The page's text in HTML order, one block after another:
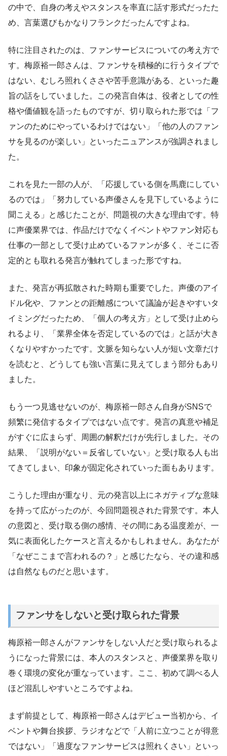
の中で、自身の考えやスタンスを率直に話す形式だったた
め、言葉選びもかなりフランクだったんですよね。
特に注目されたのは、ファンサービスについての考え方で
す。梅原裕一郎さんは、ファンサを積極的に行うタイプで
はない、むしろ照れくささや苦手意識がある、といった趣
旨の話をしていました。この発言自体は、役者としての性
格や価値観を語ったものですが、切り取られた形では「フ
ァンのためにやっているわけではない」「他の人のファン
サを見るのが楽しい」といったニュアンスが強調されまし
た。
これを見た一部の人が、「応援している側を馬鹿にしてい
るのでは」「努力している声優さんを見下しているように
聞こえる」と感じたことが、問題視の大きな理由です。特
に声優業界では、作品だけでなくイベントやファン対応も
仕事の一部として受け止めているファンが多く、そこに否
定的とも取れる発言が触れてしまった形ですね。
また、発言が再拡散された時期も重要でした。声優のアイ
ドル化や、ファンとの距離感について議論が起きやすいタ
イミングだったため、「個人の考え方」として受け止めら
れるより、「業界全体を否定しているのでは」と話が大き
くなりやすかったです。文脈を知らない人が短い文章だけ
を読むと、どうしても強い言葉に見えてしまう部分もあり
ました。
もう一つ見逃せないのが、梅原裕一郎さん自身がSNSで
頻繁に発信するタイプではない点です。発言の真意や補足
がすぐに広まらず、周囲の解釈だけが先行しました。その
結果、「説明がない＝反省していない」と受け取る人も出
てきてしまい、印象が固定化されていった面もあります。
こうした理由が重なり、元の発言以上にネガティブな意味
を持って広がったのが、今回問題視された背景です。本人
の意図と、受け取る側の感情、その間にある温度差が、一
気に表面化したケースと言えるかもしれません。あなたが
「なぜここまで言われるの？」と感じたなら、その違和感
は自然なものだと思います。
ファンサをしないと受け取られた背景
梅原裕一郎さんがファンサをしない人だと受け取られるよ
うになった背景には、本人のスタンスと、声優業界を取り
巻く環境の変化が重なっています。ここ、初めて調べる人
ほど混乱しやすいところですよね。
まず前提として、梅原裕一郎さんはデビュー当初から、イ
ベントや舞台挨拶、ラジオなどで「人前に立つことが得意
ではない」「過度なファンサービスは照れくさい」といっ